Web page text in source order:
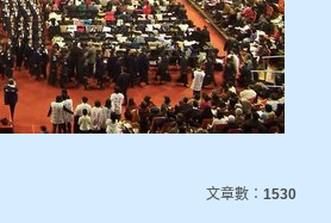
文章數： 1530